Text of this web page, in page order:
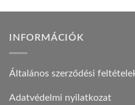
INFORMÁCIÓK
Általános szerződési
Adatvédelmi nyilatkozat